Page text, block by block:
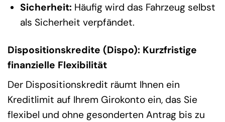
Sicherheit: Häufig wird das Fahrzeug selbst
als Sicherheit verpfändet.
Dispositionskredite (Dispo): Kurzfristige
finanzielle Flexibilität
Der Dispositionskredit räumt Ihnen ein
Kreditlimit auf Ihrem Girokonto ein, das Sie
flexibel und ohne gesonderten Antrag bis zu